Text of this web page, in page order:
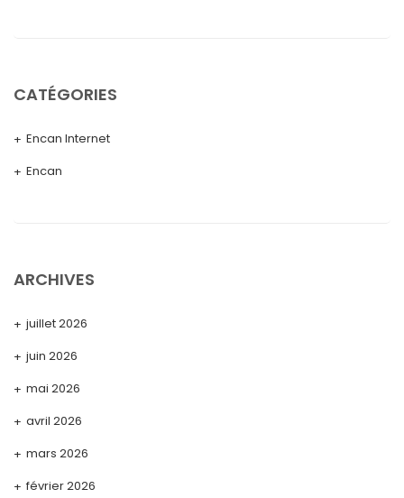
CATÉGORIES
Encan Internet
Encan
ARCHIVES
juillet 2026
juin 2026
mai 2026
avril 2026
mars 2026
février 2026